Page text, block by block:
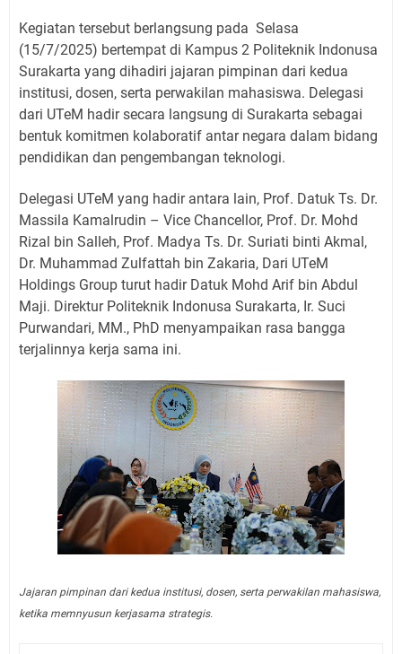
Kegiatan tersebut berlangsung pada Selasa
(15/7/2025) bertempat di Kampus 2 Politeknik Indonusa
Surakarta yang dihadiri jajaran pimpinan dari kedua
institusi, dosen, serta perwakilan mahasiswa. Delegasi
dari UTeM hadir secara langsung di Surakarta sebagai
bentuk komitmen kolaboratif antar negara dalam bidang
pendidikan dan pengembangan teknologi.
Delegasi UTeM yang hadir antara lain, Prof. Datuk Ts. Dr.
Massila Kamalrudin – Vice Chancellor, Prof. Dr. Mohd
Rizal bin Salleh, Prof. Madya Ts. Dr. Suriati binti Akmal,
Dr. Muhammad Zulfattah bin Zakaria, Dari UTeM
Holdings Group turut hadir Datuk Mohd Arif bin Abdul
Maji. Direktur Politeknik Indonusa Surakarta, Ir. Suci
Purwandari, MM., PhD menyampaikan rasa bangga
terjalinnya kerja sama ini.
Jajaran pimpinan dari kedua institusi, dosen, serta perwakilan mahasiswa,
ketika memnyusun kerjasama strategis.